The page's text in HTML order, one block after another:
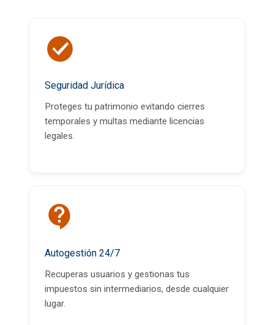
Seguridad Jurídica
Proteges tu patrimonio evitando cierres
temporales y multas mediante licencias
legales.
Autogestión 24/7
Recuperas usuarios y gestionas tus
impuestos sin intermediarios, desde cualquier
lugar.